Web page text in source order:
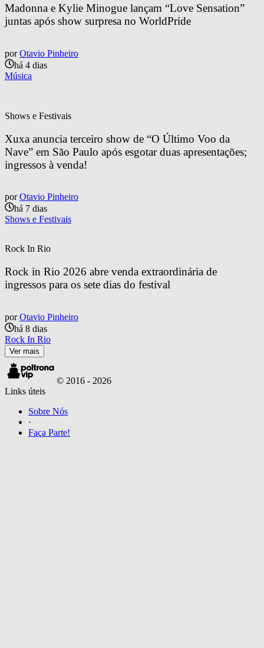
Madonna e Kylie Minogue lançam “Love Sensation”
juntas após show surpresa no WorldPride
por Otavio Pinheiro
há 4 dias
Música
Shows e Festivais
Xuxa anuncia terceiro show de “O Último Voo da
Nave” em São Paulo após esgotar duas apresentações;
ingressos à venda!
por Otavio Pinheiro
há 7 dias
Shows e Festivais
Rock In Rio
Rock in Rio 2026 abre venda extraordinária de
ingressos para os sete dias do festival
por Otavio Pinheiro
há 8 dias
Rock In Rio
Ver mais
© 2016 - 2026
Links úteis
Sobre Nós
·
Faça Parte!